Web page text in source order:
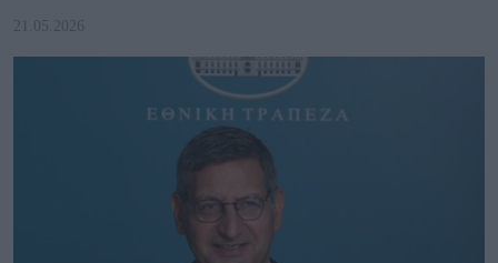
21.05.2026